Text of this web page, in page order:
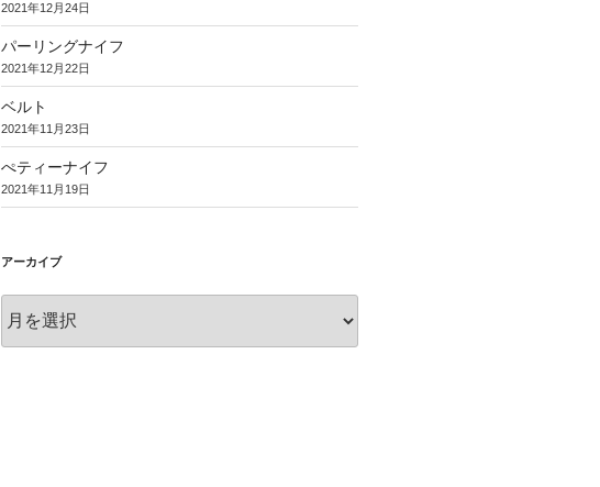
2021年12月24日
パーリングナイフ
2021年12月22日
ベルト
2021年11月23日
ぺティーナイフ
2021年11月19日
アーカイブ
ー